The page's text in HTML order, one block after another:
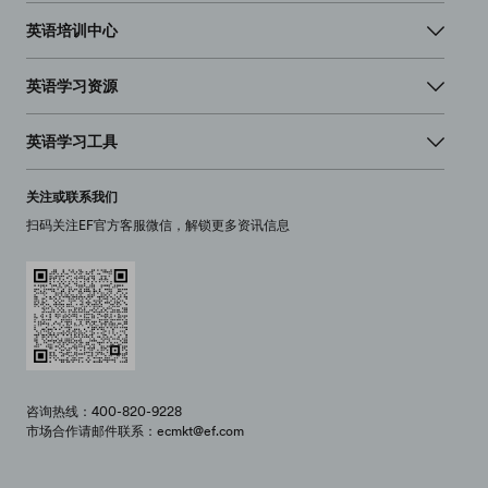
英语培训中心
英语学习资源
英语学习工具
关注或联系我们
扫码关注EF官方客服微信，解锁更多资讯信息
咨询热线：400-820-9228
市场合作请邮件联系：ecmkt@ef.com